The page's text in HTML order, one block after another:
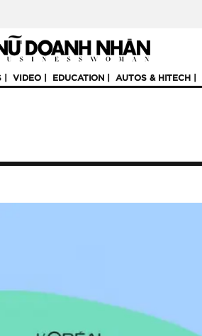
VIDEO EDUCATION AUTOS & HITECH